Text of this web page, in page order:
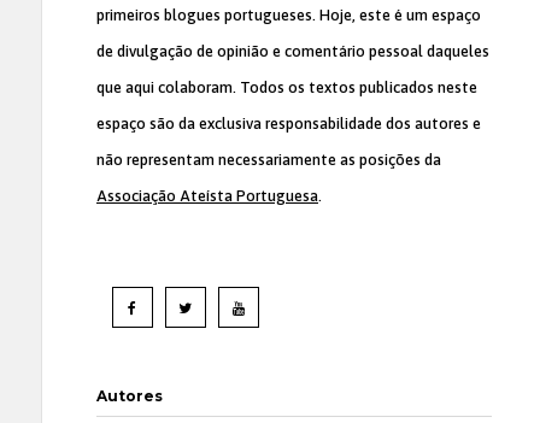
primeiros blogues portugueses. Hoje, este é um espaço
de divulgação de opinião e comentário pessoal daqueles
que aqui colaboram. Todos os textos publicados neste
espaço são da exclusiva responsabilidade dos autores e
não representam necessariamente as posições da
Associação Ateísta Portuguesa.
Autores